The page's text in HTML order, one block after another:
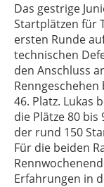
Das gestrige
Startplätzen für
ersten Runde
technischen
den Anschluss
46. Platz. Lukas
die Plätze 80
der rund 150
Für die beiden
Erfahrungen in